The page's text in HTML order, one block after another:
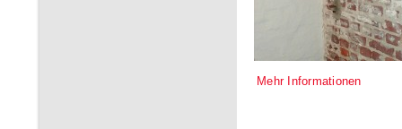
Mehr Informationen